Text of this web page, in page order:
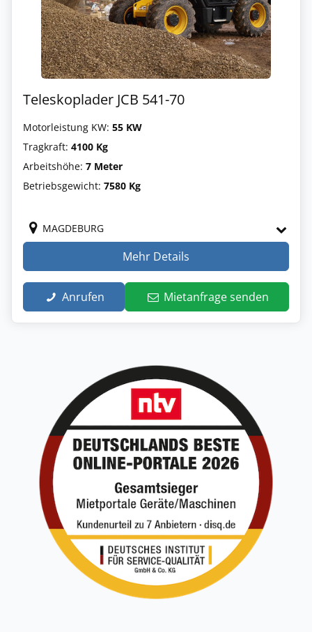
Teleskoplader JCB 541-70
Motorleistung KW: 55 KW
Tragkraft: 4100 Kg
Arbeitshöhe: 7 Meter
Betriebsgewicht: 7580 Kg
MAGDEBURG
Mehr Details
Anrufen Mietanfrage senden